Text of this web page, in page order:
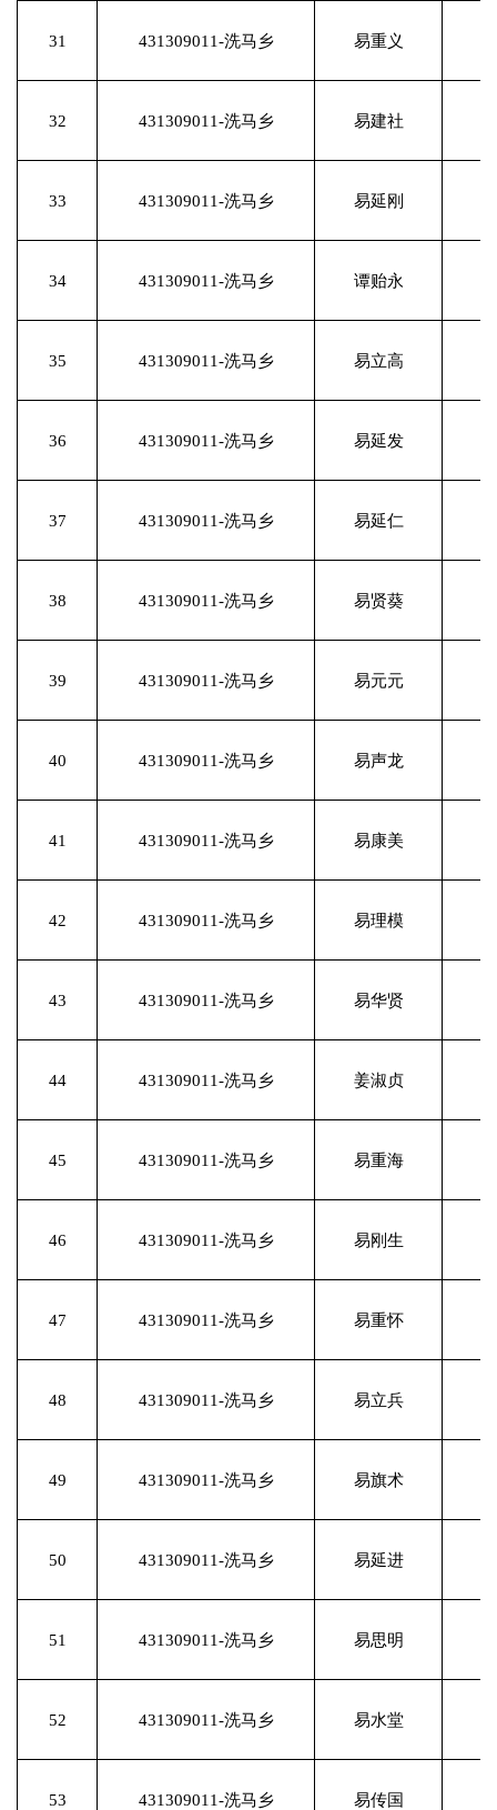
31 431309011-洗马乡 易重义
32 431309011-洗马乡 易建社
33 431309011-洗马乡 易延刚
34 431309011-洗马乡 谭贻永
35 431309011-洗马乡 易立高
36 431309011-洗马乡 易延发
37 431309011-洗马乡 易延仁
38 431309011-洗马乡 易贤葵
39 431309011-洗马乡 易元元
40 431309011-洗马乡 易声龙
41 431309011-洗马乡 易康美
42 431309011-洗马乡 易理模
43 431309011-洗马乡 易华贤
44 431309011-洗马乡 姜淑贞
45 431309011-洗马乡 易重海
46 431309011-洗马乡 易刚生
47 431309011-洗马乡 易重怀
48 431309011-洗马乡 易立兵
49 431309011-洗马乡 易旗术
50 431309011-洗马乡 易延进
51 431309011-洗马乡 易思明
52 431309011-洗马乡 易水堂
53 431309011-洗马乡 易传国